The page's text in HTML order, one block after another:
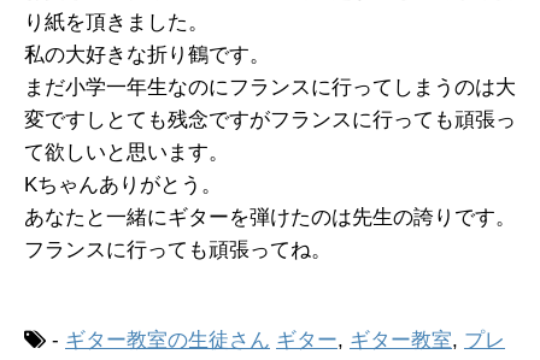
り紙を頂きました。
私の大好きな折り鶴です。
まだ小学一年生なのにフランスに行ってしまうのは大
変ですしとても残念ですがフランスに行っても頑張っ
て欲しいと思います。
Kちゃんありがとう。
あなたと一緒にギターを弾けたのは先生の誇りです。
フランスに行っても頑張ってね。
- ギター教室の生徒さん ギター, ギター教室, プレ